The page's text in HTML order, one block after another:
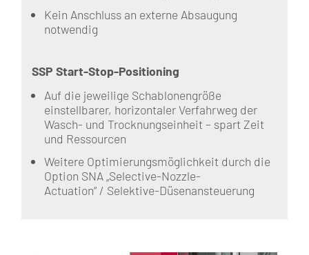
Kein Anschluss an externe Absaugung
notwendig
SSP Start-Stop-Positioning
Auf die jeweilige Schablonengröße
einstellbarer, horizontaler Verfahrweg der
Wasch- und Trocknungseinheit – spart Zeit
und Ressourcen
Weitere Optimierungsmöglichkeit durch die
Option SNA „Selective-Nozzle-
Actuation“ / Selektive-Düsenansteuerung